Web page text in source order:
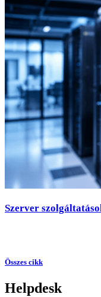
Szerver
Összes cikk
Helpdesk